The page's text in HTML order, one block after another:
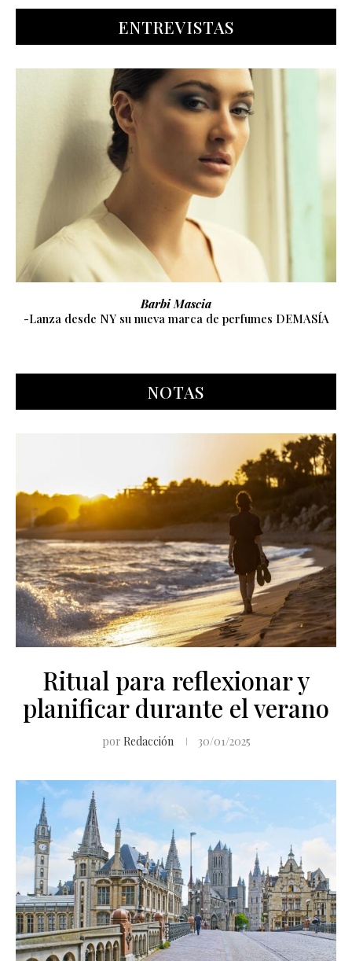
ENTREVISTAS
-“El gran desafío que tengo es sostener y construir cada
vez más el equipo de trabajo”
NOTAS
Ritual para reflexionar y
planificar durante el verano
por Redacción 30/01/2025